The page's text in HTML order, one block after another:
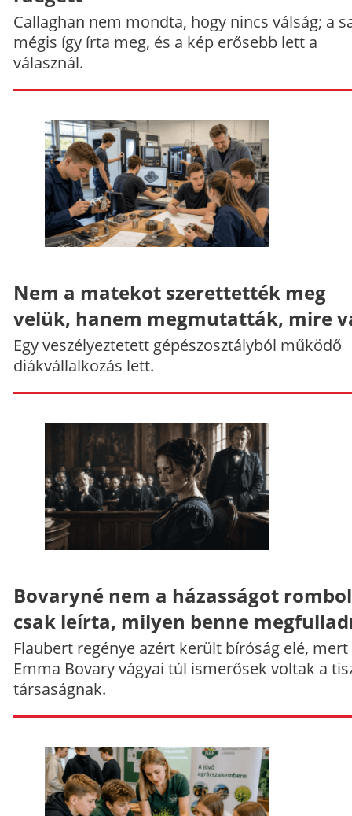
Callaghan nem mondta, hogy nincs válság; a
mégis így írta meg, és a kép erősebb lett a
válasznál.
Nem a matekot szerettették meg
velük, hanem megmutatták, mire
Egy veszélyeztetett gépészosztályból működő
diákvállalkozás lett.
Bovaryné nem a házasságot
csak leírta, milyen benne
Flaubert regénye azért került bíróság elé, mert
Emma Bovary vágyai túl ismerősek voltak a
társaságnak.